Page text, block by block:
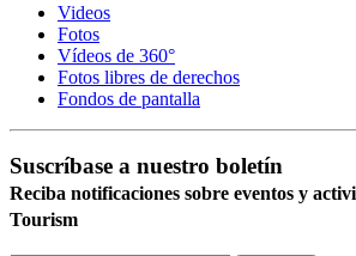
Videos
Fotos
Vídeos de 360°
Fotos libres de derechos
Fondos de pantalla
Suscríbase a nuestro boletín
Reciba notificaciones sobre eventos y
Tourism